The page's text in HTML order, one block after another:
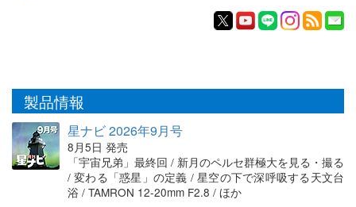
製品情報
星ナビ 2026年9月号
8月5日 発売
「宇宙兄弟」最終回 / 新月のペルセ群極大を見る・撮る
/ 変わる「惑星」の定義 / 星空の下で深呼吸する天文台
浴 / TAMRON 12-20mm F2.8 / ほか